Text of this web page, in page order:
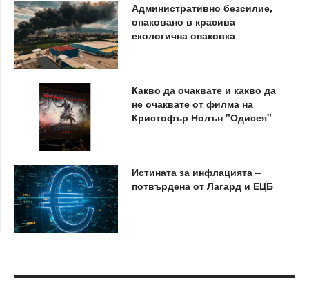
Административно безсилие,
опаковано в красива
екологична опаковка
Какво да очаквате и какво да
не очаквате от филма на
Кристофър Нолън "Одисея"
Истината за инфлацията –
потвърдена от Лагард и ЕЦБ